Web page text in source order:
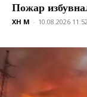
Пожар
XH M - 10.08.2026